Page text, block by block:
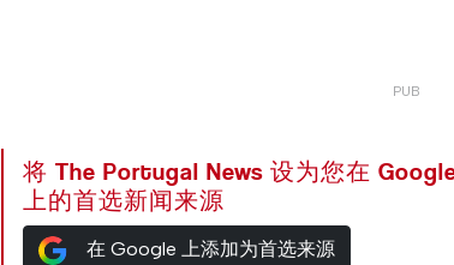
将 The Portugal News 设为您在
上的首选新闻来源
在 Google 上添加为首选来源